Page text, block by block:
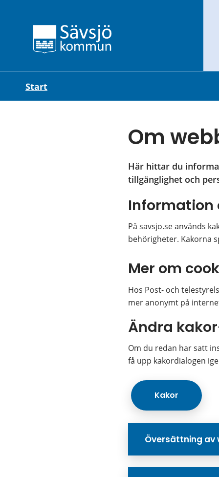
Start
Om
Här hittar du
tillgänglighet och
Information
På savsjo.se används
behörigheter. Kakorna
Mer om
Hos Post- och
mer anonymt på
Ändra
Om du redan har satt
få upp kakordialogen
Kakor
Översättning av